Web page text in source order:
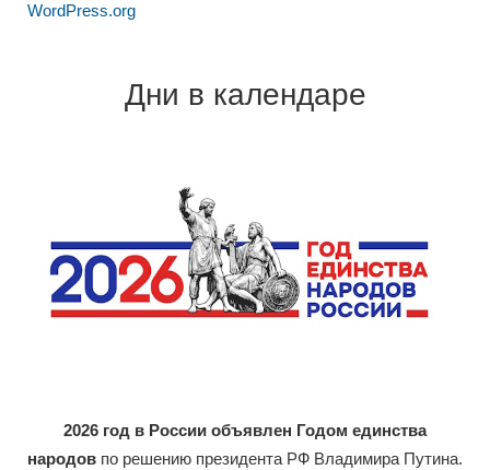
WordPress.org
Дни в календаре
2026 год в России объявлен Годом единства
народов по решению президента РФ Владимира Путина.